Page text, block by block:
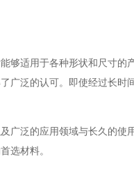
够适用于各种形状和尺寸的
广泛的认可。即使经过长时
广泛的应用领域与长久的使
选材料。